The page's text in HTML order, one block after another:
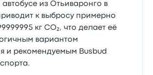
автобусе из Отьиваронго в
к выбросу примерно
кг CO₂, что делает её
вариантом
и рекомендуемым Busbud